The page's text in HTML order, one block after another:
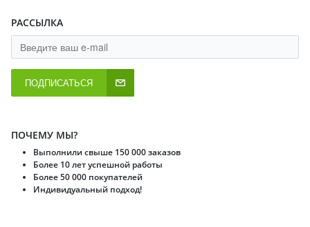
РАССЫЛКА
ПОДПИСАТЬСЯ
ПОЧЕМУ МЫ?
Выполнили свыше 150 000 заказов
Более 10 лет успешной работы
Более 50 000 покупателей
Индивидуальный подход!